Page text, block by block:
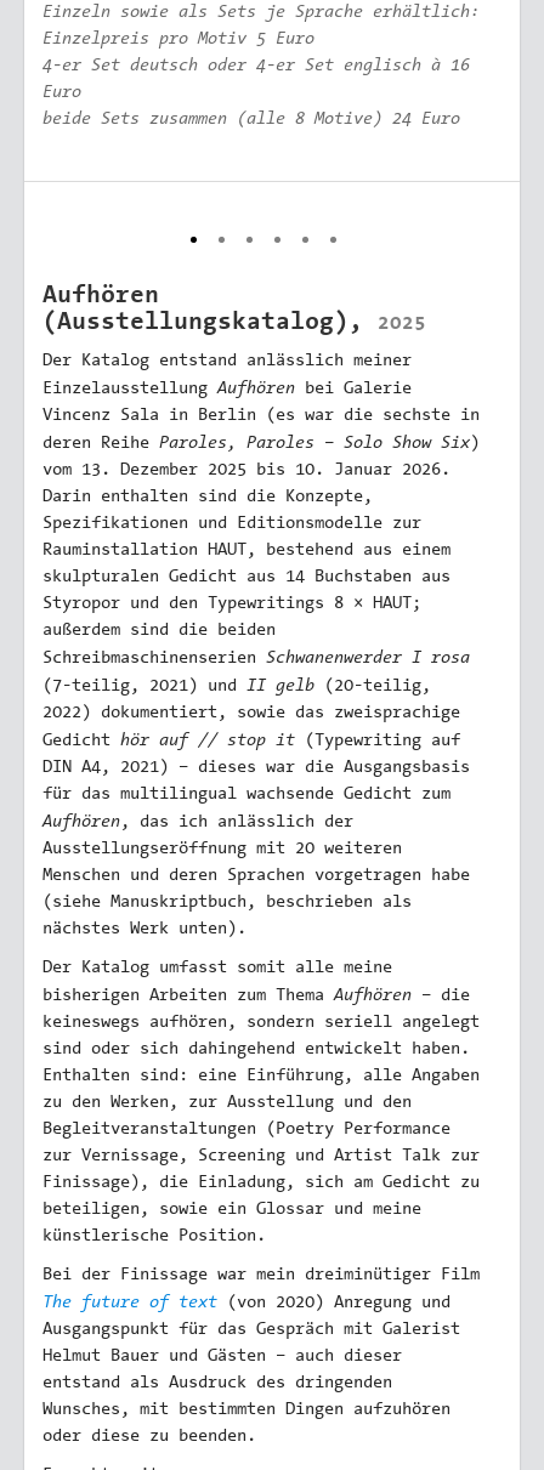
Einzeln sowie als Sets je Sprache erhältlich:
Einzelpreis pro Motiv 5 Euro
4-er Set deutsch oder 4-er Set englisch à 16
Euro
beide Sets zusammen (alle 8 Motive) 24 Euro
Aufhören
(Ausstellungskatalog),
2025
Der Katalog entstand anlässlich meiner
EinzelausstellungAufhören bei Galerie
Vincenz Sala in Berlin (es war die sechste in
deren Reihe Paroles, Paroles – Solo Show Six )
vom 13. Dezember 2025 bis 10. Januar 2026.
Darin enthalten sind die Konzepte,
Spezifikationen und Editionsmodelle zur
Rauminstallation HAUT, bestehend aus einem
skulpturalen Gedicht aus 14 Buchstaben aus
Styropor und den Typewritings 8 × HAUT;
außerdem sind die beiden
Schreibmaschinenserien Schwanenwerder I rosa
(7-teilig, 2021) und II gelb (20-teilig,
2022) dokumentiert, sowie das zweisprachige
Gedicht hör auf // stop it (Typewriting auf
DIN A4, 2021) – dieses war die Ausgangsbasis
für das multilingual wachsende Gedicht zum
Aufhören , das ich anlässlich der
Ausstellungseröffnung mit 20 weiteren
Menschen und deren Sprachen vorgetragen habe
(siehe Manuskriptbuch, beschrieben als
nächstes Werk unten).
Der Katalog umfasst somit alle meine
bisherigen Arbeiten zum ThemaAufhören – die
keineswegs aufhören, sondern seriell angelegt
sind oder sich dahingehend entwickelt haben.
Enthalten sind: eine Einführung, alle Angaben
zu den Werken, zur Ausstellung und den
Begleitveranstaltungen (Poetry Performance
zur Vernissage, Screening und Artist Talk zur
Finissage), die Einladung, sich am Gedicht zu
beteiligen, sowie ein Glossar und meine
künstlerische Position.
Bei der Finissage war mein dreiminütiger Film
The future of text (von 2020) Anregung und
Ausgangspunkt für das Gespräch mit Galerist
Helmut Bauer und Gästen – auch dieser
entstand als Ausdruck des dringenden
Wunsches, mit bestimmten Dingen aufzuhören
oder diese zu beenden.